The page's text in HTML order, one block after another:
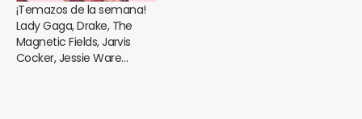
¡Temazos de la semana!
Lady Gaga, Drake, The
Magnetic Fields, Jarvis
Cocker, Jessie Ware…